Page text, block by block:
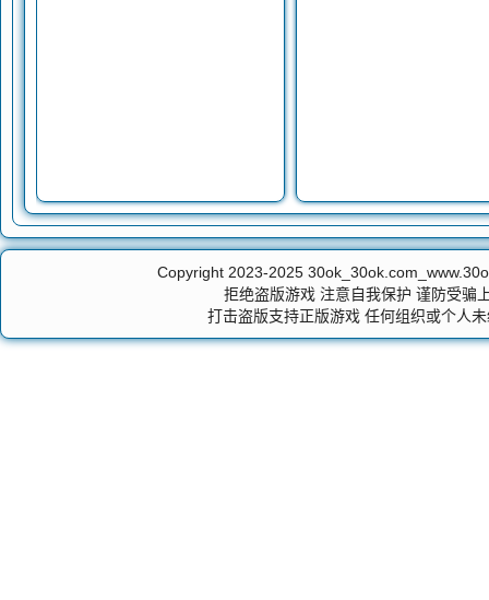
Copyright 2023-2025
拒绝盗版游戏 注意自我保护 谨防受骗
打击盗版支持正版游戏 任何组织或个人